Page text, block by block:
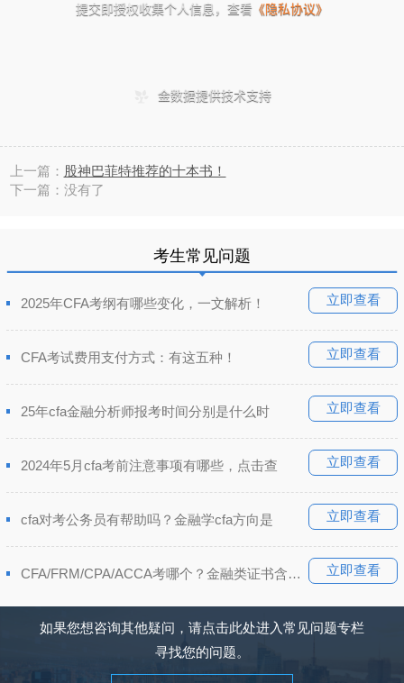
上一篇： 股神巴菲特推荐的十本书！
下一篇：没有了
考生常见问题
立即查看
2025年CFA考纲有哪些变化，一文解析！
立即查看
CFA考试费用支付方式：有这五种！
立即查看
25年cfa金融分析师报考时间分别是什么时
立即查看
2024年5月cfa考前注意事项有哪些，点击查
立即查看
cfa对考公务员有帮助吗？金融学cfa方向是
立即查看
CFA/FRM/CPA/ACCA考哪个？金融类证书含金量排
如果您想咨询其他疑问，请点击此处进入常见问题专栏
寻找您的问题。